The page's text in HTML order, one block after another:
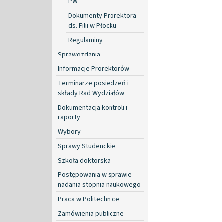
Dokumenty Prorektora
ds. Filii w Płocku
Regulaminy
Sprawozdania
Informacje Prorektorów
Terminarze posiedzeń i
składy Rad Wydziałów
Dokumentacja kontroli i
raporty
Wybory
Sprawy Studenckie
Szkoła doktorska
Postępowania w sprawie
nadania stopnia naukowego
Praca w Politechnice
Zamówienia publiczne